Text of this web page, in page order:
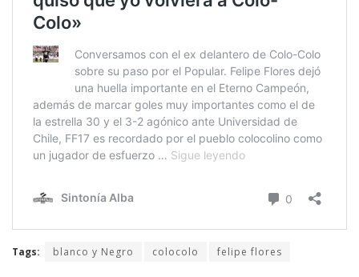
Tags: blanco y Negro colocolo felipe flores